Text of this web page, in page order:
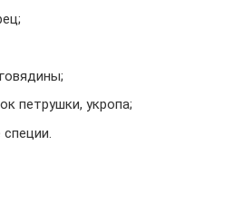
петрушки, укропа;